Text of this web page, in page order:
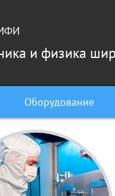
и физика
Оборудование